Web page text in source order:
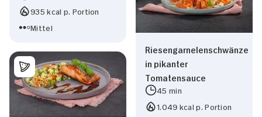
935 kcal p. Portion
Mittel
Riesengarnelenschwänze
in pikanter
Tomatensauce
45 min
1.049 kcal p. Portion